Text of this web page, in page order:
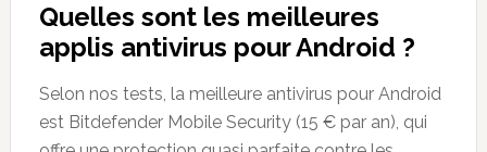
Quelles sont les meilleures
applis antivirus pour Android ?
Selon nos tests, la meilleure antivirus pour Android
est Bitdefender Mobile Security (15 € par an), qui